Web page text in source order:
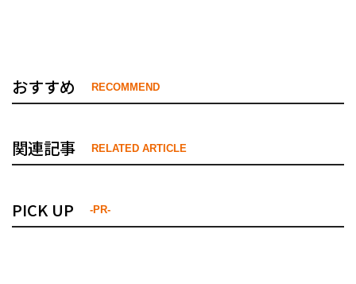
おすすめ RECOMMEND
関連記事 RELATED ARTICLE
PICK UP -PR-